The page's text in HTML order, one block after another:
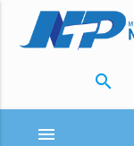
search
menu